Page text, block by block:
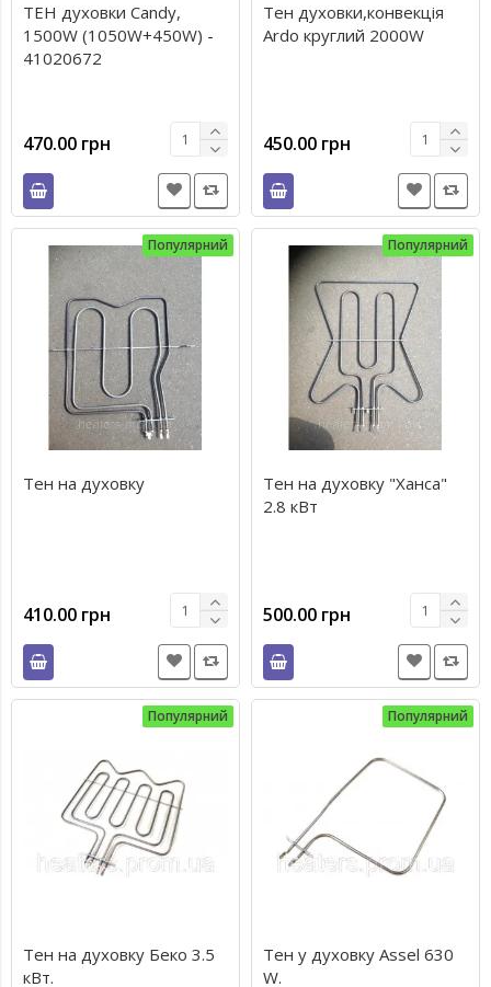
ТЕН духовки Candy,
1500W (1050W+450W) -
41020672
470.00 грн
Тен духовки,конвекція
Ardo круглий 2000W
450.00 грн
Популярний
Тен на духовку
410.00 грн
Популярний
Тен на духовку "Ханса"
2.8 кВт
500.00 грн
Популярний
Тен на духовку Беко 3.5
кВт.
Популярний
Тен у духовку Assel 630
W.